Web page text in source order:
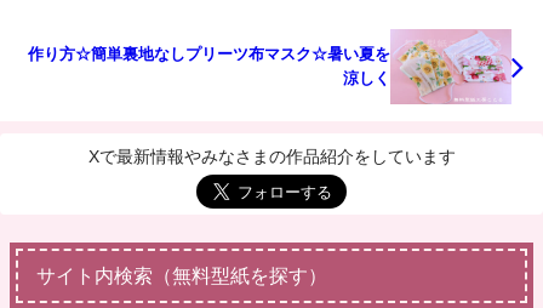
作り方☆簡単裏地なしプリーツ布マスク☆暑い夏を
涼しく
Xで最新情報やみなさまの作品紹介をしています
サイト内検索（無料型紙を探す）